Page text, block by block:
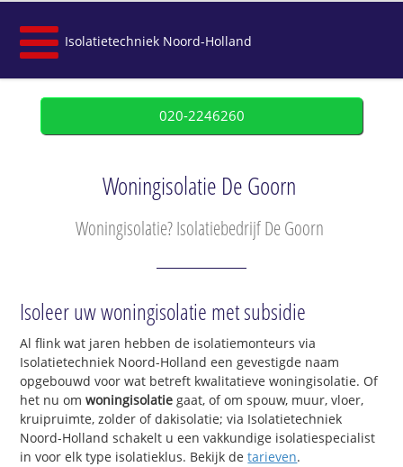
Isolatietechniek Noord-Holland
020-2246260
Woningisolatie De Goorn
Woningisolatie? Isolatiebedrijf De Goorn
Isoleer uw woningisolatie met subsidie
Al flink wat jaren hebben de isolatiemonteurs via
Isolatietechniek Noord-Holland een gevestigde naam
opgebouwd voor wat betreft kwalitatieve woningisolatie. Of
het nu omwoningisolatie gaat, of om spouw, muur, vloer,
kruipruimte, zolder of dakisolatie; via Isolatietechniek
Noord-Holland schakelt u een vakkundige isolatiespecialist
in voor elk type isolatieklus. Bekijk detarieven.